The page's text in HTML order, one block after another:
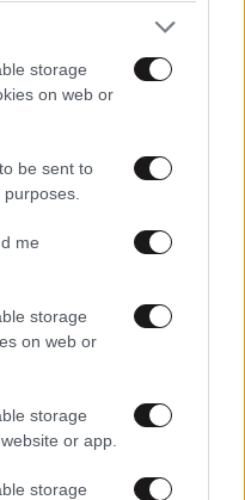
storage
on web or
be sent to
me
storage
on web or
storage
or app.
storage
ψεύτικο κόκκινο
2,6 εκατ. λίρες